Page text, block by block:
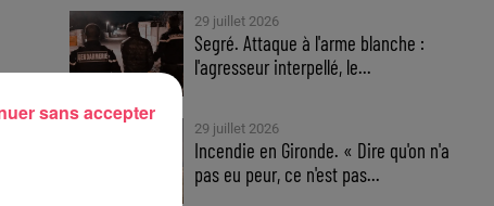
29 juillet 2026
Segré. Attaque à l'arme blanche :
l'agresseur interpellé, le...
29 juillet 2026
Incendie en Gironde. « Dire qu'on n'a
pas eu peur, ce n'est pas...
sans accepter